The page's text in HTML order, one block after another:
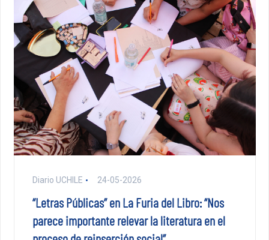
Diario UCHILE 24-05-2026
“Letras Públicas” en La Furia del Libro: “Nos
parece importante relevar la literatura en el